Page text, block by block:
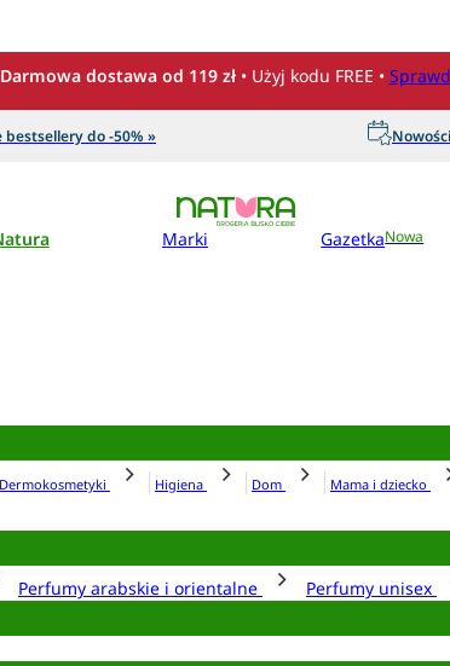
Darmowa dostawa od 119 zł • Użyj kodu FREE •
bestsellery do -50% »
Marki GazetkaNowa
Dermokosmetyki Higiena Dom Mama i dziecko
Perfumy arabskie i orientalne Perfumy unisex